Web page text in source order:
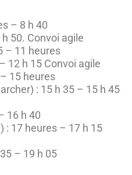
– 8 h 40
50. Convoi agile
– 11 heures
12 h 15 Convoi agile
15 heures
: 15 h 35 – 15 h 45
16 h 40
: 17 heures – 17 h 15
– 19 h 05